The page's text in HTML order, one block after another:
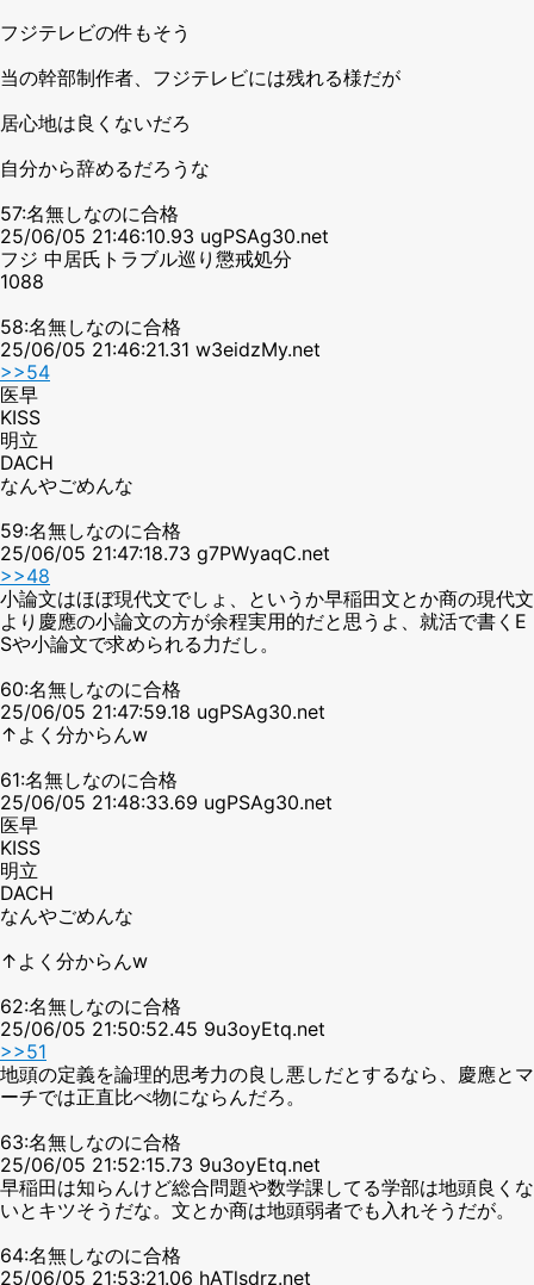
フジテレビの件もそう
当の幹部制作者、フジテレビには残れる様だが
居心地は良くないだろ
自分から辞めるだろうな
57:名無しなのに合格
25/06/05 21:46:10.93 ugPSAg30.net
フジ 中居氏トラブル巡り懲戒処分
1088
58:名無しなのに合格
25/06/05 21:46:21.31 w3eidzMy.net
>>54
医早
KISS
明立
DACH
なんやごめんな
59:名無しなのに合格
25/06/05 21:47:18.73 g7PWyaqC.net
>>48
小論文はほぼ現代文でしょ、というか早稲田文とか商の現代文
より慶應の小論文の方が余程実用的だと思うよ、就活で書くE
Sや小論文で求められる力だし。
60:名無しなのに合格
25/06/05 21:47:59.18 ugPSAg30.net
↑よく分からんw
61:名無しなのに合格
25/06/05 21:48:33.69 ugPSAg30.net
医早
KISS
明立
DACH
なんやごめんな
↑よく分からんw
62:名無しなのに合格
25/06/05 21:50:52.45 9u3oyEtq.net
>>51
地頭の定義を論理的思考力の良し悪しだとするなら、慶應とマ
ーチでは正直比べ物にならんだろ。
63:名無しなのに合格
25/06/05 21:52:15.73 9u3oyEtq.net
早稲田は知らんけど総合問題や数学課してる学部は地頭良くな
いとキツそうだな。文とか商は地頭弱者でも入れそうだが。
64:名無しなのに合格
25/06/05 21:53:21.06 hATlsdrz.net